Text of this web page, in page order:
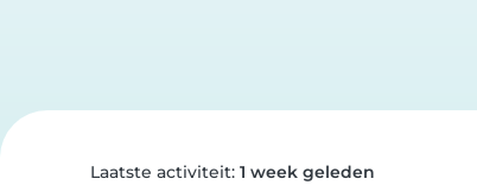
Laatste activiteit: 1 week geleden